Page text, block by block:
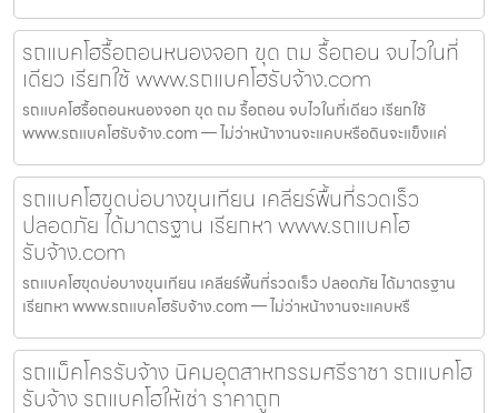
รถแบคโฮรื้อถอนหนองจอก ขุด ถม รื้อถอน จบไวในที่
เดียว เรียกใช้ www.รถแบคโฮรับจ้าง.com
รถแบคโฮรื้อถอนหนองจอก ขุด ถม รื้อถอน จบไวในที่เดียว เรียกใช้
www.รถแบคโฮรับจ้าง.com — ไม่ว่าหน้างานจะแคบหรือดินจะแข็งแค่
รถแบคโฮขุดบ่อบางขุนเทียน เคลียร์พื้นที่รวดเร็ว
ปลอดภัย ได้มาตรฐาน เรียกหา www.รถแบคโฮ
รับจ้าง.com
รถแบคโฮขุดบ่อบางขุนเทียน เคลียร์พื้นที่รวดเร็ว ปลอดภัย ได้มาตรฐาน
เรียกหา www.รถแบคโฮรับจ้าง.com — ไม่ว่าหน้างานจะแคบหรื
รถแม็คโครรับจ้าง นิคมอุตสาหกรรมศรีราชา รถแบคโฮ
รับจ้าง รถแบคโฮให้เช่า ราคาถูก